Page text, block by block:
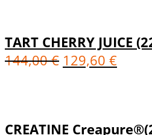
TART CHERRY JUICE
144,00€ 129,60 €
CREATINE